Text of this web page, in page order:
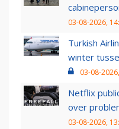
03-08-2026,
Turkish
winter
03-08-
Netflix
over
03-08-2026,